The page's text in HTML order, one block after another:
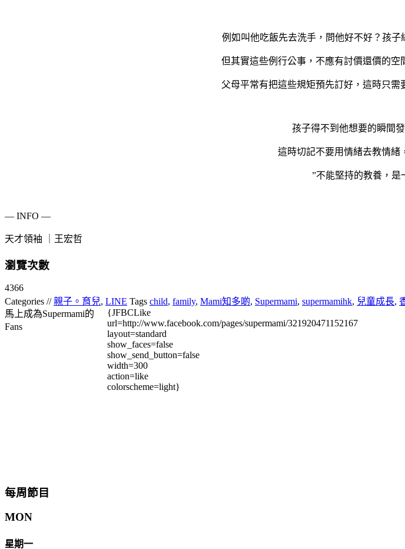
例如叫他吃飯先去洗手，問他好不好？孩子
但其實這些例行公事，不應有討價還價的
父母平常有把這些規矩預先訂好，這時只需
孩子得不到他想要的瞬間
這時切記不要用情緒去教情緒
”不能堅持的教養，是
— INFO —
天才領袖 ｜王宏哲
瀏覽次數
4366
Categories //親子。育兒, LINE Tags child, family, Mami知多啲, Supermami, supermamihk, 兒童成長,
馬上成為Supermami的
Fans
{JFBCLike
url=http://www.facebook.com/pages/supermami/321920471152167
layout=standard
show_faces=false
show_send_button=false
width=300
action=like
colorscheme=light}
每周節目
MON
星期一